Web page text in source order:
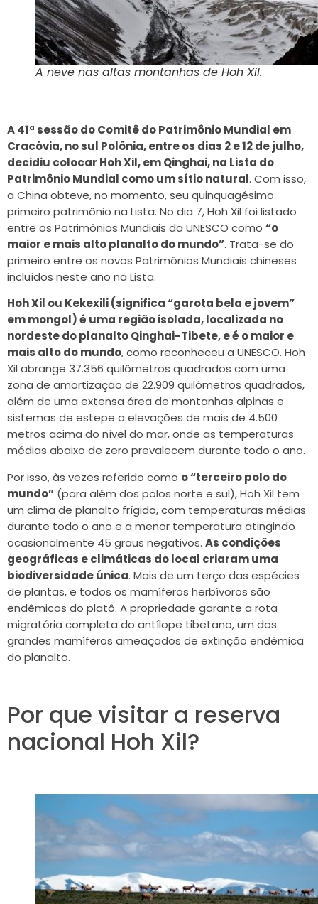
A neve nas altas montanhas de Hoh Xil.
A 41ª sessão do Comitê do Patrimônio Mundial em
Cracóvia, no sul Polônia, entre os dias 2 e 12 de julho,
decidiu colocar Hoh Xil, em Qinghai, na Lista do
Patrimônio Mundial como um sítio natural. Com isso,
a China obteve, no momento, seu quinquagésimo
primeiro patrimônio na Lista. No dia 7, Hoh Xil foi listado
entre os Patrimônios Mundiais da UNESCO como “o
maior e mais alto planalto do mundo”. Trata-se do
primeiro entre os novos Patrimônios Mundiais chineses
incluídos neste ano na Lista.
Hoh Xil ou Kekexili (significa “garota bela e jovem”
em mongol) é uma região isolada, localizada no
nordeste do planalto Qinghai-Tibete, e é o maior e
mais alto do mundo, como reconheceu a UNESCO. Hoh
Xil abrange 37.356 quilômetros quadrados com uma
zona de amortização de 22.909 quilômetros quadrados,
além de uma extensa área de montanhas alpinas e
sistemas de estepe a elevações de mais de 4.500
metros acima do nível do mar, onde as temperaturas
médias abaixo de zero prevalecem durante todo o ano.
Por isso, às vezes referido como o “terceiro polo do
mundo” (para além dos polos norte e sul), Hoh Xil tem
um clima de planalto frígido, com temperaturas médias
durante todo o ano e a menor temperatura atingindo
ocasionalmente 45 graus negativos. As condições
geográficas e climáticas do local criaram uma
biodiversidade única. Mais de um terço das espécies
de plantas, e todos os mamíferos herbívoros são
endêmicos do platô. A propriedade garante a rota
migratória completa do antílope tibetano, um dos
grandes mamíferos ameaçados de extinção endêmica
do planalto.
Por que visitar a reserva
nacional Hoh Xil?